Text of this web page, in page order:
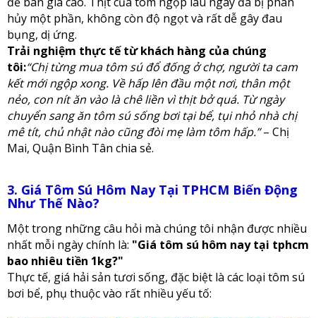
hủy một phần, không còn độ ngọt và rất dễ gây đau
bụng, dị ứng.
Trải nghiệm thực tế từ khách hàng của chúng
tôi:“Chị từng mua tôm sú đổ đống ở chợ, người ta cam
kết mới ngộp xong. Về hấp lên đầu một nơi, thân một
nẻo, con nít ăn vào là chê liền vì thịt bở quá. Từ ngày
chuyển sang ăn tôm sú sống bơi tại bể, tụi nhỏ nhà chị
mê tít, chủ nhật nào cũng đòi mẹ làm tôm hấp.”– Chị
Mai, Quận Bình Tân chia sẻ.
3. Giá Tôm Sú Hôm Nay Tại TPHCM Biến Động
Như Thế Nào?
Một trong những câu hỏi mà chúng tôi nhận được nhiều
nhất mỗi ngày chính là: "Giá tôm sú hôm nay tại tphcm
bao nhiêu tiền 1kg?"
Thực tế, giá hải sản tươi sống, đặc biệt là các loại tôm sú
bơi bể, phụ thuộc vào rất nhiều yếu tố: